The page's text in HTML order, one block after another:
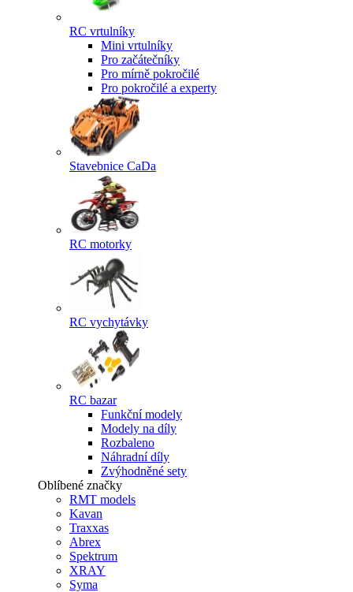
RC vrtulníky
Mini vrtulníky
Pro začátečníky
Pro mírně pokročilé
Pro pokročilé a experty
Stavebnice CaDa
RC motorky
RC vychytávky
RC bazar
Funkční modely
Modely na díly
Rozbaleno
Náhradní díly
Zvýhodněné sety
Oblíbené značky
RMT models
Kavan
Traxxas
Abrex
Spektrum
XRAY
Syma